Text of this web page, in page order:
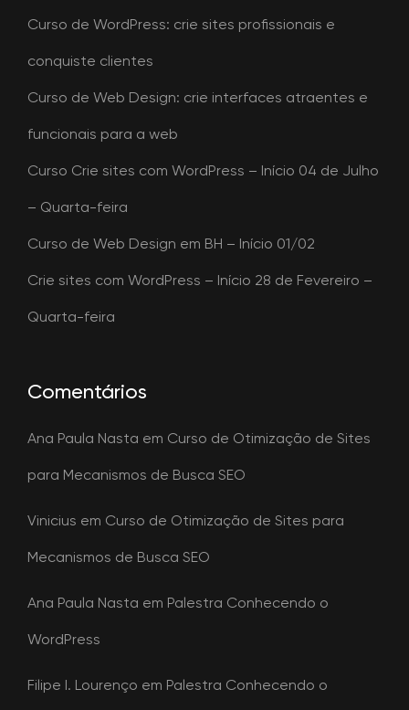
Curso de WordPress: crie sites profissionais e
conquiste clientes
Curso de Web Design: crie interfaces atraentes e
funcionais para a web
Curso Crie sites com WordPress – Início 04 de Julho
– Quarta-feira
Curso de Web Design em BH – Início 01/02
Crie sites com WordPress – Início 28 de Fevereiro –
Quarta-feira
Comentários
Ana Paula Nasta em Curso de Otimização de Sites
para Mecanismos de Busca SEO
Vinicius em Curso de Otimização de Sites para
Mecanismos de Busca SEO
Ana Paula Nasta em Palestra Conhecendo o
WordPress
Filipe I. Lourenço em Palestra Conhecendo o